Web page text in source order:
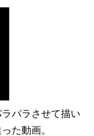
パラさせて描い
た動画。